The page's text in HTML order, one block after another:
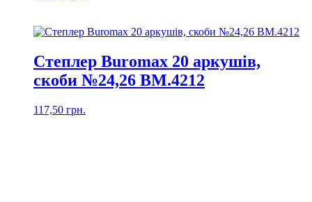
Степлер Buromax 20 аркушів,
скоби №24,26 ВМ.4212
117,50 грн.